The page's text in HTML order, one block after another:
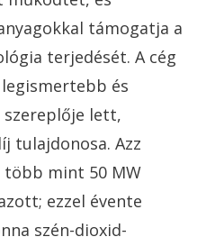
támogatja a
terjedését. A cég
és
lett,
tulajdonosa. Azz
mint 50 MW
ezzel évente
szén-dioxid-